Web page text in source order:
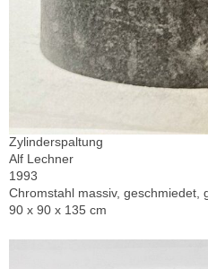
Zylinderspaltung
Alf Lechner
1993
Chromstahl massiv, geschmiedet,
90 x 90 x 135 cm